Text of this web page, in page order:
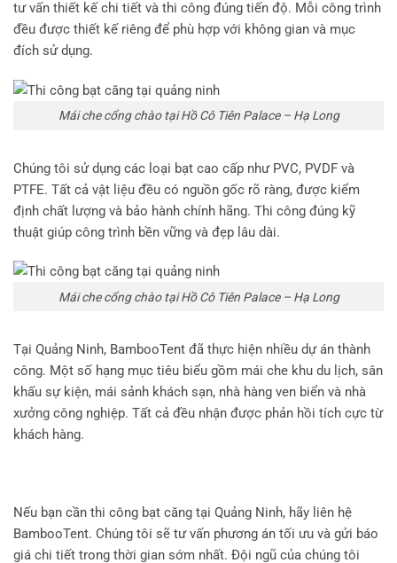
tư vấn thiết kế chi tiết và thi công đúng tiến độ. Mỗi công trình
đều được thiết kế riêng để phù hợp với không gian và mục
đích sử dụng.
Mái che cổng chào tại Hồ Cô Tiên Palace – Hạ Long
Chúng tôi sử dụng các loại bạt cao cấp như PVC, PVDF và
PTFE. Tất cả vật liệu đều có nguồn gốc rõ ràng, được kiểm
định chất lượng và bảo hành chính hãng. Thi công đúng kỹ
thuật giúp công trình bền vững và đẹp lâu dài.
Mái che cổng chào tại Hồ Cô Tiên Palace – Hạ Long
Tại Quảng Ninh, BambooTent đã thực hiện nhiều dự án thành
công. Một số hạng mục tiêu biểu gồm mái che khu du lịch, sân
khấu sự kiện, mái sảnh khách sạn, nhà hàng ven biển và nhà
xưởng công nghiệp. Tất cả đều nhận được phản hồi tích cực từ
khách hàng.
Nếu bạn cần thi công bạt căng tại Quảng Ninh, hãy liên hệ
BambooTent. Chúng tôi sẽ tư vấn phương án tối ưu và gửi báo
giá chi tiết trong thời gian sớm nhất. Đội ngũ của chúng tôi